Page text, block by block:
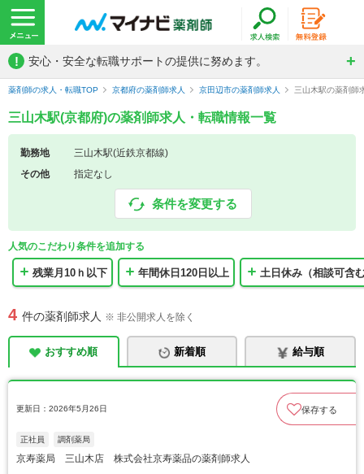
! 安心・安全な転職サポートの提供に努めます。
薬剤師の求人・転職TOP 京都府の薬剤師求人 京田辺市の薬剤師求人 三山木駅の薬剤師
三山木駅(京都府)の薬剤師求人・転職情報一覧
勤務地
三山木駅(近鉄京都線)
その他
指定なし
条件を変更する
人気のこだわり条件を追加する
残業月10ｈ以下 年間休日120日以上 土日休み（相談可含
4 件の薬剤師求人 ※ 非公開求人を除く
おすすめ順 新着順 給与順
更新日：2026年5月26日 保存する
正社員 調剤薬局
京寿薬局 三山木店 株式会社京寿薬品の薬剤師求人